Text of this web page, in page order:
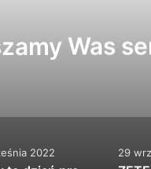
29 września 2022